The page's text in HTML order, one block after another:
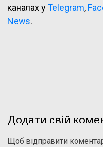
каналах уTelegram,
News.
Додати свій
Щоб відправити